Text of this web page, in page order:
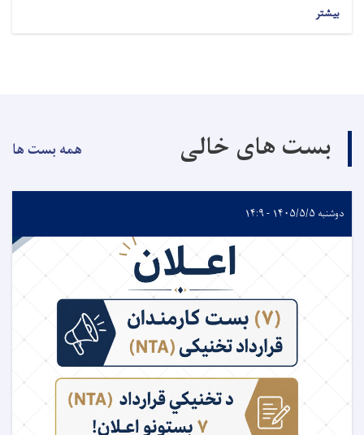
بیشتر
بست های خالی همه بست ها
دوشنبه ۱۴۰۵/۵/۵ - ۱۴:۹